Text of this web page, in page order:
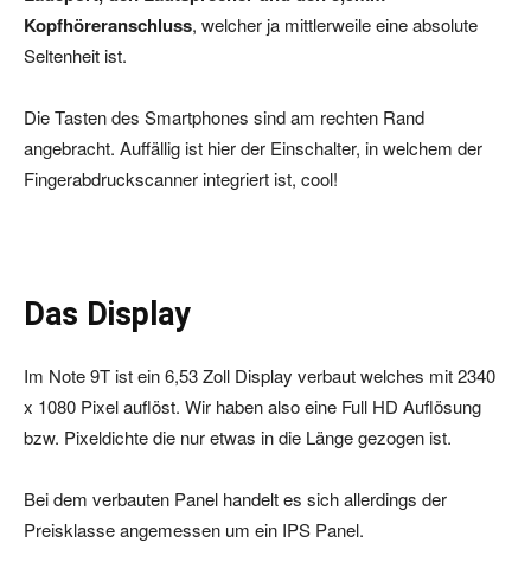
Kopfhöreranschluss, welcher ja mittlerweile eine absolute
Seltenheit ist.
Die Tasten des Smartphones sind am rechten Rand
angebracht. Auffällig ist hier der Einschalter, in welchem der
Fingerabdruckscanner integriert ist, cool!
Das Display
Im Note 9T ist ein 6,53 Zoll Display verbaut welches mit 2340
x 1080 Pixel auflöst. Wir haben also eine Full HD Auflösung
bzw. Pixeldichte die nur etwas in die Länge gezogen ist.
Bei dem verbauten Panel handelt es sich allerdings der
Preisklasse angemessen um ein IPS Panel.